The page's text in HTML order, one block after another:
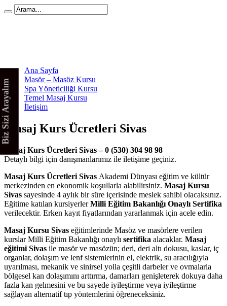
Ana Sayfa
Masör – Masöz Kursu
Spa Yöneticiliği Kursu
Temel Masaj Kursu
İletişim
Masaj Kurs Ücretleri Sivas
Masaj Kurs Ücretleri Sivas – 0 (530) 304 98 98
Detaylı bilgi için danışmanlarımız ile iletişime geçiniz.
Masaj Kurs Ücretleri Sivas Akademi Dünyası eğitim ve kültür
merkezinden en ekonomik koşullarla alabilirsiniz. Masaj Kursu
Sivas sayesinde 4 aylık bir süre içerisinde meslek sahibi olacaksınız.
Eğitime katılan kursiyerlerMilli Eğitim Bakanlığı Onaylı Sertifika
verilecektir. Erken kayıt fiyatlarından yararlanmak için acele edin.
Masaj Kursu Sivas eğitimlerinde Masöz ve masörlere verilen
kurslar Milli Eğitim Bakanlığı onaylı sertifika alacaklar. Masaj
eğitimi Sivas ile masör ve masözün; deri, deri altı dokusu, kaslar, iç
organlar, dolaşım ve lenf sistemlerinin el, elektrik, su aracılığıyla
uyarılması, mekanik ve sinirsel yolla çeşitli darbeler ve ovmalarla
bölgesel kan dolaşımını arttırma, damarları genişleterek dokuya daha
fazla kan gelmesini ve bu sayede iyileştirme veya iyileştirme
sağlayan alternatif tıp yöntemlerini öğreneceksiniz.
Biz Sizi Arayalım